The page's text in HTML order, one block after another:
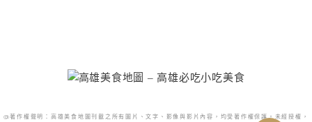
@著作權聲明：高雄美食地圖刊載之所有圖片、文字、影像與影片內容，均受著作權保護。未經授權，